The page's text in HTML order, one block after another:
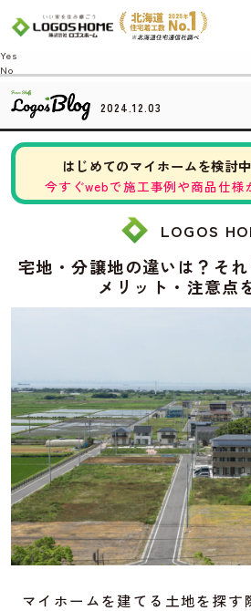
2024.12.03
はじめてのマイホームを検討
今すぐwebで施工事例や商品仕様
LOGOS
宅地・分譲地の違いは？そ
メリット・注意点
マイホームを建てる土地を探す
Cookie を使用して、お客様の活動を追跡してもよ
プライバシーを極めて重視しています。詳細に
は、当社のプライバシーポリシー
Yes
No